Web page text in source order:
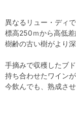
異なるリュー・ディ
標高250ｍから高低差
樹齢の古い樹がより深
手摘みで収穫したブ
持ち合わせたワインが
今飲んでも、熟成さ